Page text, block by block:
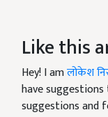
Like this
Hey! I amलोकेश
have
suggestions and